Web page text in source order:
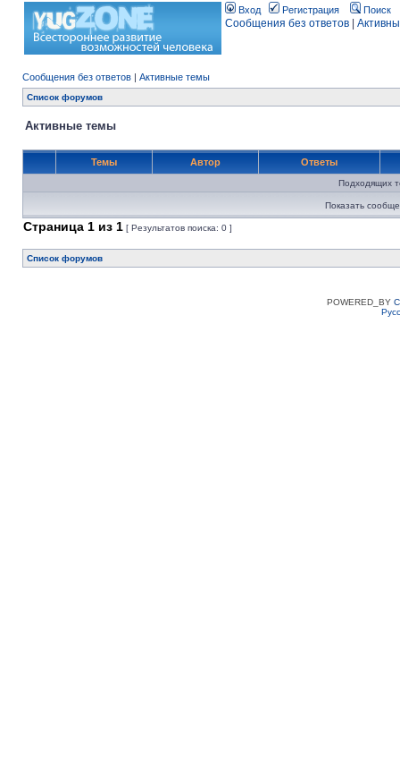
Вход Регистрация Поиск
Сообщения без ответов
Сообщения без ответов | Активные темы
Список форумов
Активные темы
Темы Автор Ответы
Подходящих
Показать
Страница 1 из 1 [ Результатов поиска: 0 ]
Список форумов
POWERED_BY